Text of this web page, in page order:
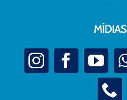
MÍDIAS